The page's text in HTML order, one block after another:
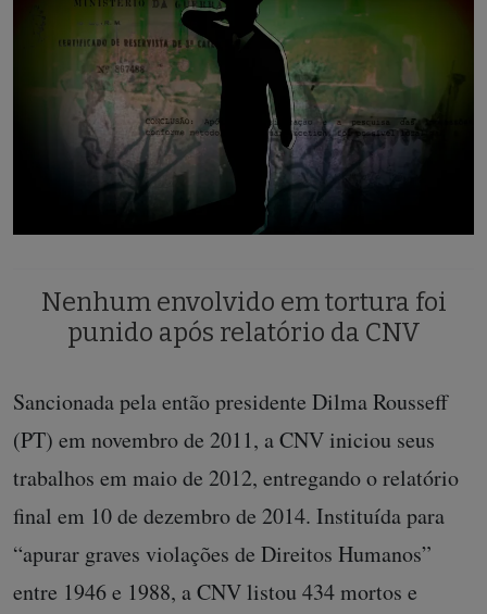
Nenhum envolvido em tortura foi
punido após relatório da CNV
Sancionada pela então presidente Dilma Rousseff
(PT) em novembro de 2011, a CNV iniciou seus
trabalhos em maio de 2012, entregando o relatório
final em 10 de dezembro de 2014. Instituída para
“apurar graves violações de Direitos Humanos”
entre 1946 e 1988, a CNV listou 434 mortos e